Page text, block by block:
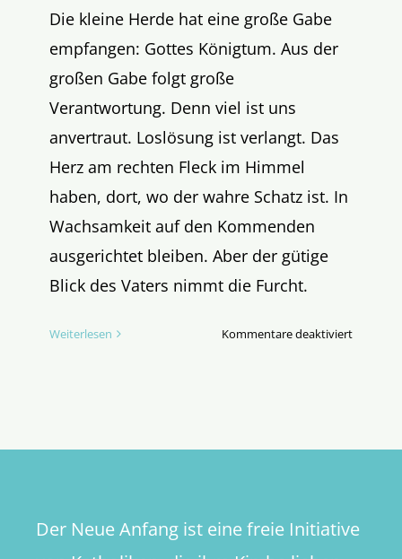
Die kleine Herde hat eine große Gabe
empfangen: Gottes Königtum. Aus der
großen Gabe folgt große
Verantwortung. Denn viel ist uns
anvertraut. Loslösung ist verlangt. Das
Herz am rechten Fleck im Himmel
haben, dort, wo der wahre Schatz ist. In
Wachsamkeit auf den Kommenden
ausgerichtet bleiben. Aber der gütige
Blick des Vaters nimmt die Furcht.
Weiterlesen Kommentare deaktiviertfür
Der Neue Anfang ist eine freie Initiative